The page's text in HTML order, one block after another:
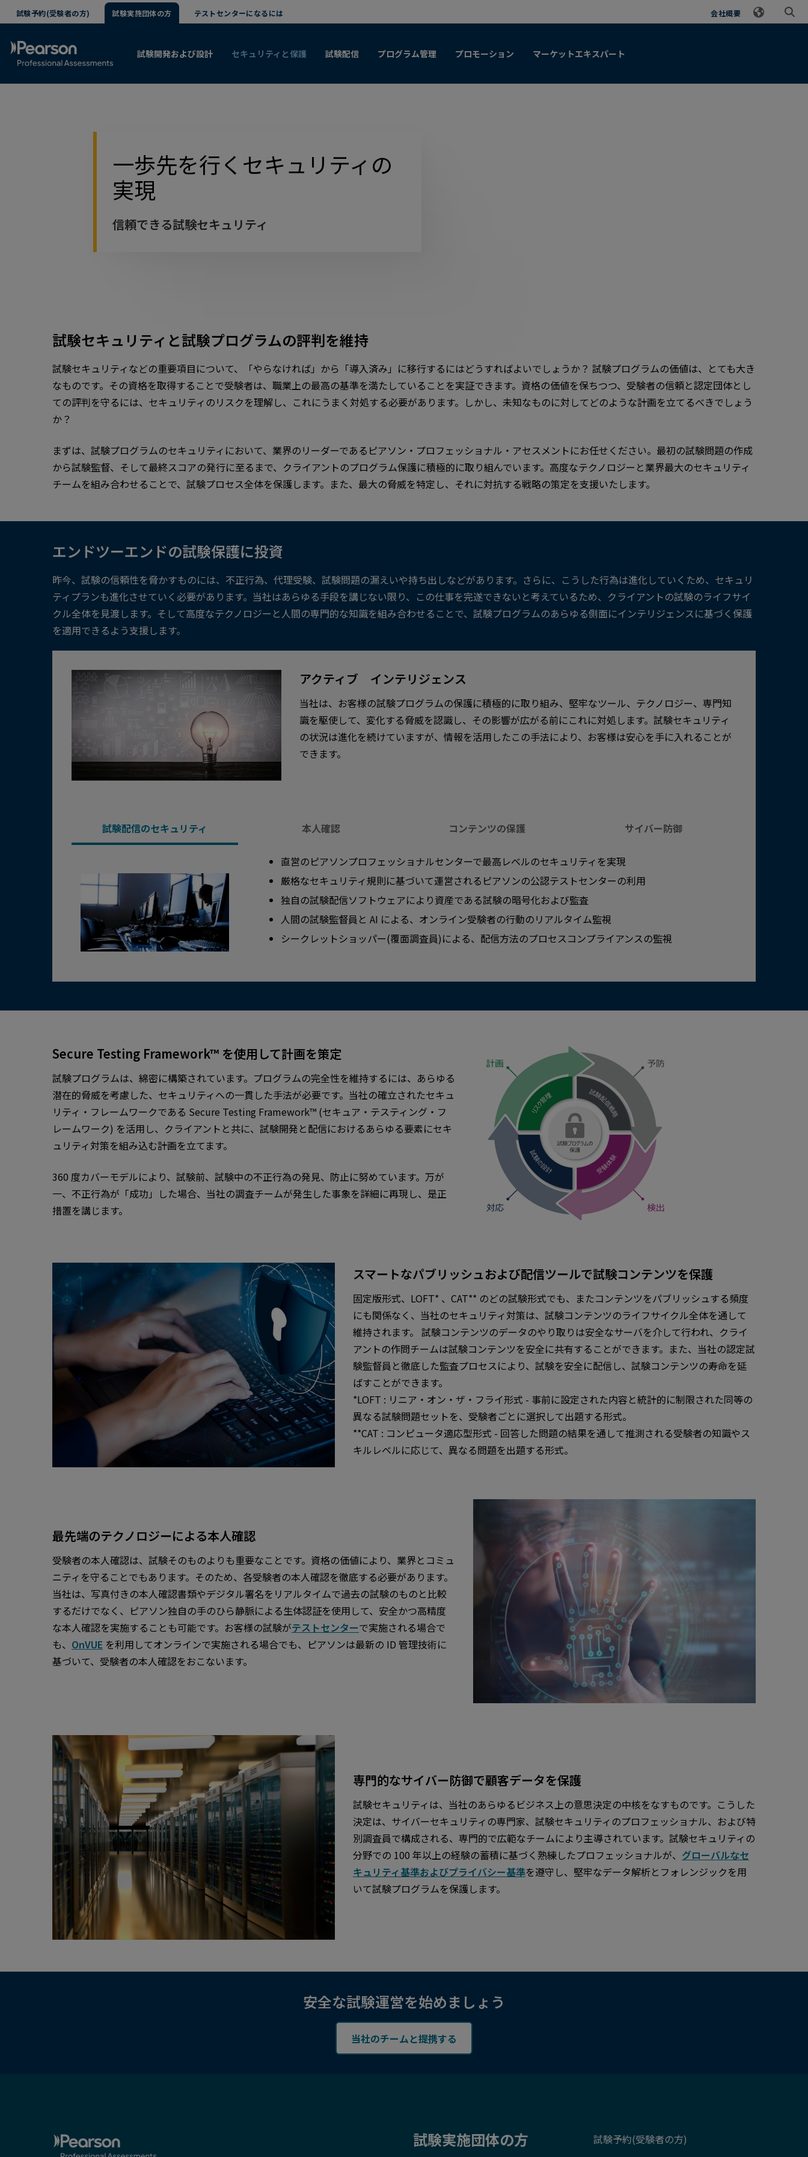
試験予約(受験者の方) 試験実施団体の方 テストセンターになるには 会社概要
試験開発および設計 セキュリティと保護 試験配信 プログラム管理 プロモーション マーケットエキスパート
一歩先を行くセキュリティの
実現
信頼できる試験セキュリティ
試験セキュリティと試験プログラムの評判を維持
試験セキュリティなどの重要項目について、「やらなければ」から「導入済み」に移行するにはどうすればよいでしょうか？ 試験プログラムの価値は、とても大き
なものです。その資格を取得することで受験者は、職業上の最高の基準を満たしていることを実証できます。資格の価値を保ちつつ、受験者の信頼と認定団体とし
ての評判を守るには、セキュリティのリスクを理解し、これにうまく対処する必要があります。しかし、未知なものに対してどのような計画を立てるべきでしょう
か？
まずは、試験プログラムのセキュリティにおいて、業界のリーダーであるピアソン・プロフェッショナル・アセスメントにお任せください。最初の試験問題の作成
から試験監督、そして最終スコアの発行に至るまで、クライアントのプログラム保護に積極的に取り組んでいます。高度なテクノロジーと業界最大のセキュリティ
チームを組み合わせることで、試験プロセス全体を保護します。また、最大の脅威を特定し、それに対抗する戦略の策定を支援いたします。
エンドツーエンドの試験保護に投資
昨今、試験の信頼性を脅かすものには、不正行為、代理受験、試験問題の漏えいや持ち出しなどがあります。さらに、こうした行為は進化していくため、セキュリ
ティプランも進化させていく必要があります。当社はあらゆる手段を講じない限り、この仕事を完遂できないと考えているため、クライアントの試験のライフサイ
クル全体を見渡します。そして高度なテクノロジーと人間の専門的な知識を組み合わせることで、試験プログラムのあらゆる側面にインテリジェンスに基づく保護
を適用できるよう支援します。
アクティブ インテリジェンス
当社は、お客様の試験プログラムの保護に積極的に取り組み、堅牢なツール、テクノロジー、専門知
識を駆使して、変化する脅威を認識し、その影響が広がる前にこれに対処します。試験セキュリティ
の状況は進化を続けていますが、情報を活用したこの手法により、お客様は安心を手に入れることが
できます。
試験配信のセキュリティ 本人確認 コンテンツの保護 サイバー防御
直営のピアソンプロフェッショナルセンターで最高レベルのセキュリティを実現
厳格なセキュリティ規則に基づいて運営されるピアソンの公認テストセンターの利用
独自の試験配信ソフトウェアにより資産である試験の暗号化および監査
人間の試験監督員と AI による、オンライン受験者の行動のリアルタイム監視
シークレットショッパー(覆面調査員)による、配信方法のプロセスコンプライアンスの監視
Secure Testing Framework™ を使用して計画を策定
試験プログラムは、綿密に構築されています。プログラムの完全性を維持するには、あらゆる
潜在的脅威を考慮した、セキュリティへの一貫した手法が必要です。当社の確立されたセキュ
リティ・フレームワークである Secure Testing Framework™ (セキュア・テスティング・フ
レームワーク) を活用し、クライアントと共に、試験開発と配信におけるあらゆる要素にセキ
ュリティ対策を組み込む計画を立てます。
360 度カバーモデルにより、試験前、試験中の不正行為の発見、防止に努めています。万が
一、不正行為が「成功」した場合、当社の調査チームが発生した事象を詳細に再現し、是正
措置を講じます。
スマートなパブリッシュおよび配信ツールで試験コンテンツを保護
固定版形式、LOFT* 、CAT** のどの試験形式でも、またコンテンツをパブリッシュする頻度
にも関係なく、当社のセキュリティ対策は、試験コンテンツのライフサイクル全体を通して
維持されます。 試験コンテンツのデータのやり取りは安全なサーバを介して行われ、クライ
アントの作問チームは試験コンテンツを安全に共有することができます。また、当社の認定試
験監督員と徹底した監査プロセスにより、試験を安全に配信し、試験コンテンツの寿命を延
ばすことができます。
*LOFT : リニア・オン・ザ・フライ形式 - 事前に設定された内容と統計的に制限された同等の
異なる試験問題セットを、受験者ごとに選択して出題する形式。
**CAT : コンピュータ適応型形式 - 回答した問題の結果を通して推測される受験者の知識やス
キルレベルに応じて、異なる問題を出題する形式。
最先端のテクノロジーによる本人確認
受験者の本人確認は、試験そのものよりも重要なことです。資格の価値により、業界とコミュ
ニティを守ることでもあります。そのため、各受験者の本人確認を徹底する必要があります。
当社は、写真付きの本人確認書類やデジタル署名をリアルタイムで過去の試験のものと比較
するだけでなく、ピアソン独自の手のひら静脈による生体認証を使用して、安全かつ高精度
な本人確認を実施することも可能です。お客様の試験がテストセンターで実施される場合で
も、 OnVUE を利用してオンラインで実施される場合でも、ピアソンは最新の ID 管理技術に
基づいて、受験者の本人確認をおこないます。
専門的なサイバー防御で顧客データを保護
試験セキュリティは、当社のあらゆるビジネス上の意思決定の中核をなすものです。こうした
決定は、サイバーセキュリティの専門家、試験セキュリティのプロフェッショナル、および特
別調査員で構成される、専門的で広範なチームにより主導されています。試験セキュリティの
分野での 100 年以上の経験の蓄積に基づく熟練したプロフェッショナルが、 グローバルなセ
キュリティ基準およびプライバシー基準を遵守し、堅牢なデータ解析とフォレンジックを用
いて試験プログラムを保護します。
安全な試験運営を始めましょう
当社のチームと提携する
試験実施団体の方 試験予約(受験者の方)